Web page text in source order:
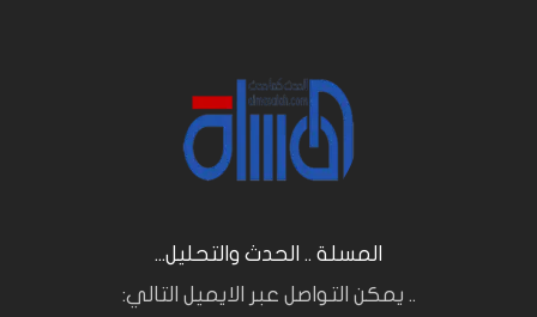
المسلة .. الحدث والتحليل...
.. يمكن التواصل عبر الايميل التالي: